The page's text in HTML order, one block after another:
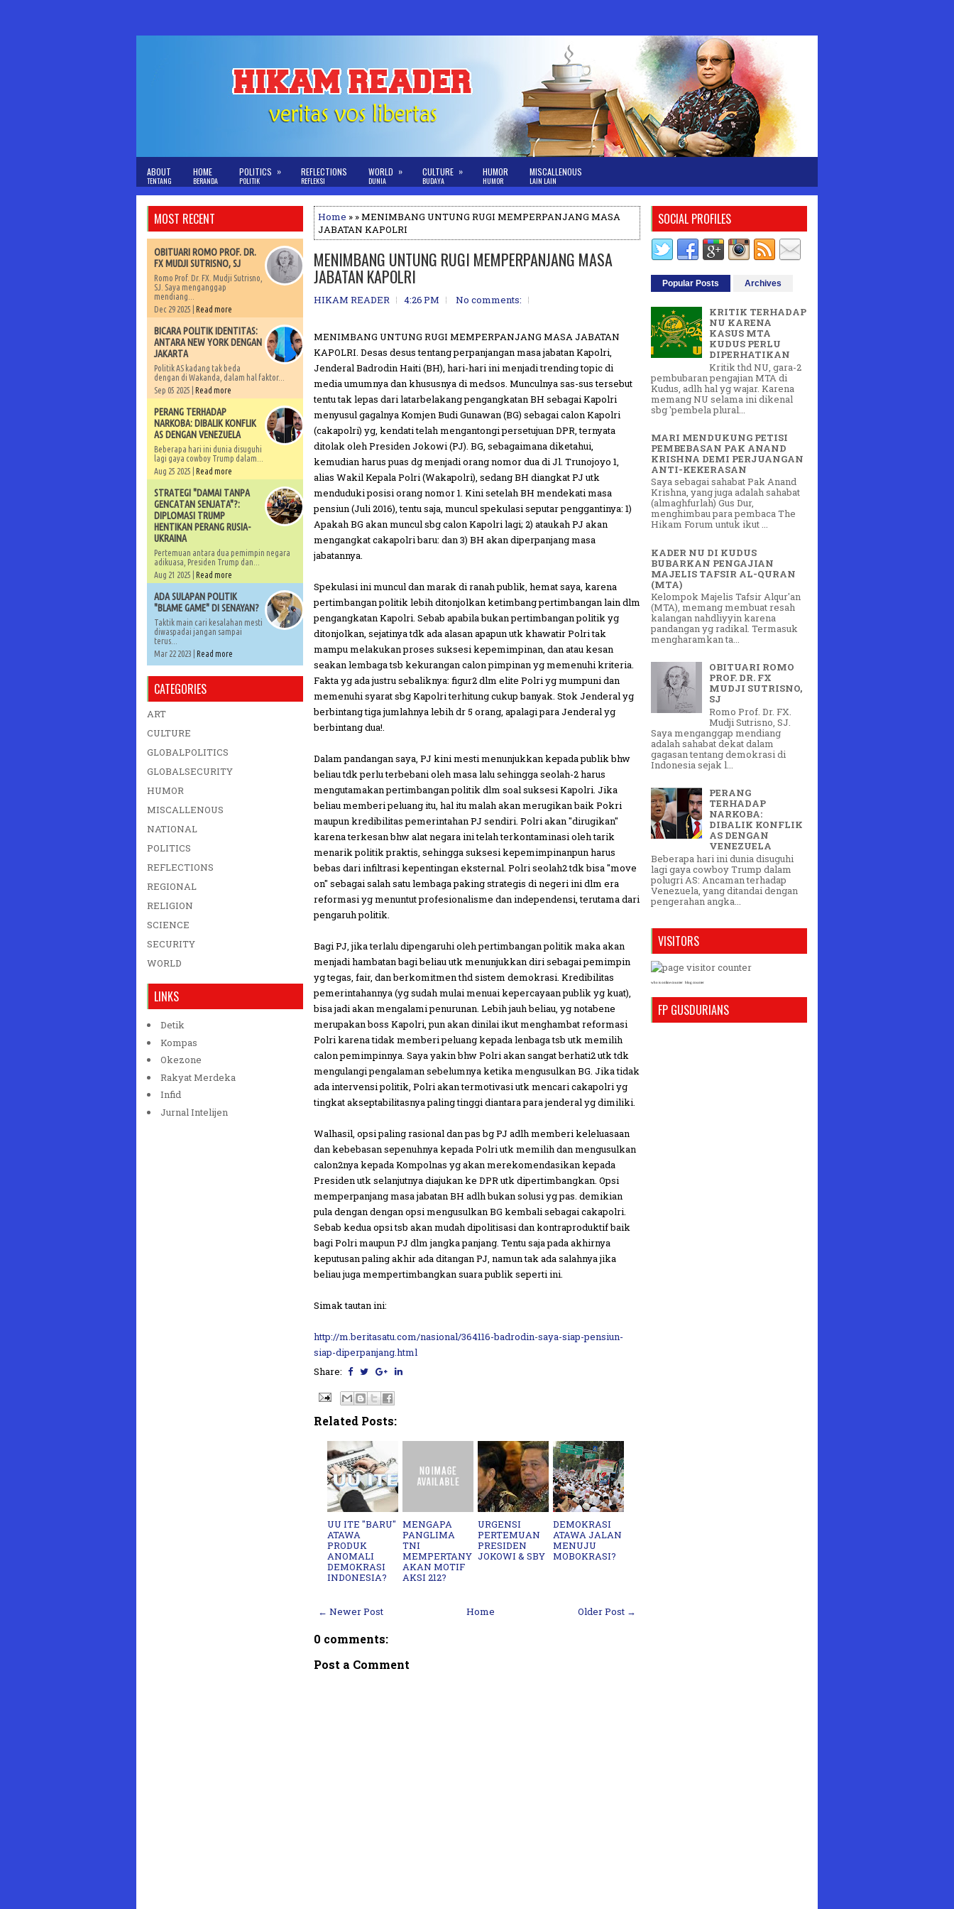
ABOUT
TENTANG
HOME
BERANDA
POLITICS
POLITIK
» REFLECTIONS
REFLEKSI
WORLD
DUNIA
» CULTURE
BUDAYA
» HUMOR
HUMOR
MISCALLENOUS
LAIN LAIN
Home » » MENIMBANG UNTUNG RUGI MEMPERPANJANG MASA
JABATAN KAPOLRI
MENIMBANG UNTUNG RUGI MEMPERPANJANG MASA
JABATAN KAPOLRI
HIKAM READER 4:26 PM No comments:
MENIMBANG UNTUNG RUGI MEMPERPANJANG MASA JABATAN
KAPOLRI. Desas desus tentang perpanjangan masa jabatan Kapolri,
Jenderal Badrodin Haiti (BH), hari-hari ini menjadi trending topic di
media umumnya dan khususnya di medsos. Munculnya sas-sus tersebut
tentu tak lepas dari latarbelakang pengangkatan BH sebagai Kapolri
menyusul gagalnya Komjen Budi Gunawan (BG) sebagai calon Kapolri
(cakapolri) yg, kendati telah mengantongi persetujuan DPR, ternyata
ditolak oleh Presiden Jokowi (PJ). BG, sebagaimana diketahui,
kemudian harus puas dg menjadi orang nomor dua di Jl. Trunojoyo 1,
alias Wakil Kepala Polri (Wakapolri), sedang BH diangkat PJ utk
menduduki posisi orang nomor 1. Kini setelah BH mendekati masa
pensiun (Juli 2016), tentu saja, muncul spekulasi seputar penggantinya: 1)
Apakah BG akan muncul sbg calon Kapolri lagi; 2) ataukah PJ akan
mengangkat cakapolri baru: dan 3) BH akan diperpanjang masa
jabatannya.
Spekulasi ini muncul dan marak di ranah publik, hemat saya, karena
pertimbangan politik lebih ditonjolkan ketimbang pertimbangan lain dlm
pengangkatan Kapolri. Sebab apabila bukan pertimbangan politik yg
ditonjolkan, sejatinya tdk ada alasan apapun utk khawatir Polri tak
mampu melakukan proses suksesi kepemimpinan, dan atau kesan
seakan lembaga tsb kekurangan calon pimpinan yg memenuhi kriteria.
Fakta yg ada justru sebaliknya: figur2 dlm elite Polri yg mumpuni dan
memenuhi syarat sbg Kapolri terhitung cukup banyak. Stok Jenderal yg
berbintang tiga jumlahnya lebih dr 5 orang, apalagi para Jenderal yg
berbintang dua!.
Dalam pandangan saya, PJ kini mesti menunjukkan kepada publik bhw
beliau tdk perlu terbebani oleh masa lalu sehingga seolah-2 harus
mengutamakan pertimbangan politik dlm soal suksesi Kapolri. Jika
beliau memberi peluang itu, hal itu malah akan merugikan baik Pokri
maupun kredibilitas pemerintahan PJ sendiri. Polri akan "dirugikan"
karena terkesan bhw alat negara ini telah terkontaminasi oleh tarik
menarik politik praktis, sehingga suksesi kepemimpinanpun harus
bebas dari infiltrasi kepentingan eksternal. Polri seolah2 tdk bisa "move
on" sebagai salah satu lembaga paking strategis di negeri ini dlm era
reformasi yg menuntut profesionalisme dan independensi, terutama dari
pengaruh politik.
Bagi PJ, jika terlalu dipengaruhi oleh pertimbangan politik maka akan
menjadi hambatan bagi beliau utk menunjukkan diri sebagai pemimpin
yg tegas, fair, dan berkomitmen thd sistem demokrasi. Kredibilitas
pemerintahannya (yg sudah mulai menuai kepercayaan publik yg kuat),
bisa jadi akan mengalami penurunan. Lebih jauh beliau, yg notabene
merupakan boss Kapolri, pun akan dinilai ikut menghambat reformasi
Polri karena tidak memberi peluang kepada lenbaga tsb utk memilih
calon pemimpinnya. Saya yakin bhw Polri akan sangat berhati2 utk tdk
mengulangi pengalaman sebelumnya ketika mengusulkan BG. Jika tidak
ada intervensi politik, Polri akan termotivasi utk mencari cakapolri yg
tingkat akseptabilitasnya paling tinggi diantara para jenderal yg dimiliki.
Walhasil, opsi paling rasional dan pas bg PJ adlh memberi keleluasaan
dan kebebasan sepenuhnya kepada Polri utk memilih dan mengusulkan
calon2nya kepada Kompolnas yg akan merekomendasikan kepada
Presiden utk selanjutnya diajukan ke DPR utk dipertimbangkan. Opsi
memperpanjang masa jabatan BH adlh bukan solusi yg pas. demikian
pula dengan dengan opsi mengusulkan BG kembali sebagai cakapolri.
Sebab kedua opsi tsb akan mudah dipolitisasi dan kontraproduktif baik
bagi Polri maupun PJ dlm jangka panjang. Tentu saja pada akhirnya
keputusan paling akhir ada ditangan PJ, namun tak ada salahnya jika
beliau juga mempertimbangkan suara publik seperti ini.
Simak tautan ini:
http://m.beritasatu.com/nasional/364116-badrodin-saya-siap-pensiun-
siap-diperpanjang.html
Share:
Related Posts:
UU ITE "BARU"
ATAWA
PRODUK
ANOMALI
DEMOKRASI
INDONESIA?
MENGAPA
PANGLIMA
TNI
MEMPERTANY
AKAN MOTIF
AKSI 212?
URGENSI
PERTEMUAN
PRESIDEN
JOKOWI & SBY
DEMOKRASI
ATAWA JALAN
MENUJU
MOBOKRASI?
← Newer Post Older Post →
Home
0 comments:
Post a Comment
MOST RECENT
OBITUARI ROMO PROF. DR.
FX MUDJI SUTRISNO, SJ
Romo Prof. Dr. FX. Mudji Sutrisno,
SJ. Saya menganggap
mendiang...
Dec 29 2025 | Read more
BICARA POLITIK IDENTITAS:
ANTARA NEW YORK DENGAN
JAKARTA
Politik AS kadang tak beda
dengan di Wakanda, dalam hal faktor...
Sep 05 2025 | Read more
PERANG TERHADAP
NARKOBA: DIBALIK KONFLIK
AS DENGAN VENEZUELA
Beberapa hari ini dunia disuguhi
lagi gaya cowboy Trump dalam...
Aug 25 2025 | Read more
STRATEGI "DAMAI TANPA
GENCATAN SENJATA"?:
DIPLOMASI TRUMP
HENTIKAN PERANG RUSIA-
UKRAINA
Pertemuan antara dua pemimpin negara
adikuasa, Presiden Trump dan...
Aug 21 2025 | Read more
ADA SULAPAN POLITIK
"BLAME GAME" DI SENAYAN?
Taktik main cari kesalahan mesti
diwaspadai jangan sampai
terus...
Mar 22 2023 | Read more
CATEGORIES
ART
CULTURE
GLOBALPOLITICS
GLOBALSECURITY
HUMOR
MISCALLENOUS
NATIONAL
POLITICS
REFLECTIONS
REGIONAL
RELIGION
SCIENCE
SECURITY
WORLD
LINKS
Detik
Kompas
Okezone
Rakyat Merdeka
Infid
Jurnal Intelijen
SOCIAL PROFILES
Popular Posts Archives
KRITIK TERHADAP
NU KARENA
KASUS MTA
KUDUS PERLU
DIPERHATIKAN
Kritik thd NU, gara-2
pembubaran pengajian MTA di
Kudus, adlh hal yg wajar. Karena
memang NU selama ini dikenal
sbg 'pembela plural...
MARI MENDUKUNG PETISI
PEMBEBASAN PAK ANAND
KRISHNA DEMI PERJUANGAN
ANTI-KEKERASAN
Saya sebagai sahabat Pak Anand
Krishna, yang juga adalah sahabat
(almaghfurlah) Gus Dur,
menghimbau para pembaca The
Hikam Forum untuk ikut ...
KADER NU DI KUDUS
BUBARKAN PENGAJIAN
MAJELIS TAFSIR AL-QURAN
(MTA)
Kelompok Majelis Tafsir Alqur'an
(MTA), memang membuat resah
kalangan nahdliyyin karena
pandangan yg radikal. Termasuk
mengharamkan ta...
OBITUARI ROMO
PROF. DR. FX
MUDJI SUTRISNO,
SJ
Romo Prof. Dr. FX.
Mudji Sutrisno, SJ.
Saya menganggap mendiang
adalah sahabat dekat dalam
gagasan tentang demokrasi di
Indonesia sejak l...
PERANG
TERHADAP
NARKOBA:
DIBALIK KONFLIK
AS DENGAN
VENEZUELA
Beberapa hari ini dunia disuguhi
lagi gaya cowboy Trump dalam
polugri AS: Ancaman terhadap
Venezuela, yang ditandai dengan
pengerahan angka...
VISITORS
who is online counter blog counter
FP GUSDURIANS